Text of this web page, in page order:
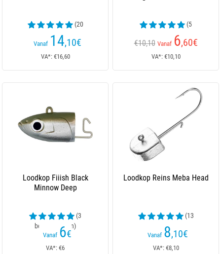
(20
beoordelingen)
Vanaf 14,10€
VA*: €16,60
(5
beoordelingen)
€10,10 Vanaf 6,60€
VA*: €10,10
Loodkop Fiiish Black
Minnow Deep
(3
beoordelingen)
Vanaf 6€
VA*: €6
Loodkop Reins Meba Head
(13
beoordelingen)
Vanaf 8,10€
VA*: €8,10